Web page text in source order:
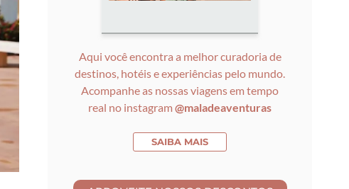
Aqui você encontra a melhor curadoria de
destinos, hotéis e experiências pelo mundo.
Acompanhe as nossas viagens em tempo
real no instagram@maladeaventuras
SAIBA MAIS